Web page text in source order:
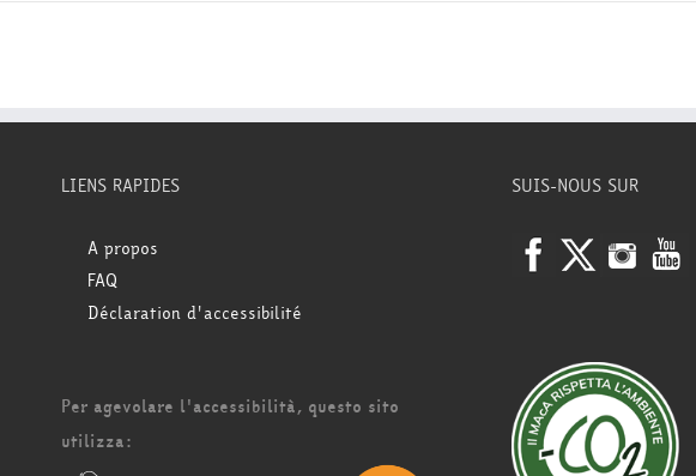
LIENS RAPIDES
A propos
FAQ
Déclaration d'accessibilité
Per agevolare l'accessibilità, questo sito
utilizza:
SUIS-NOUS SUR